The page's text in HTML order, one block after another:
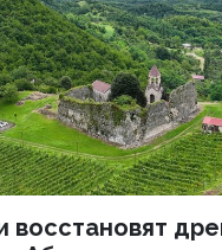
восстановят